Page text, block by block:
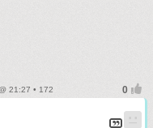
21:27 • 172